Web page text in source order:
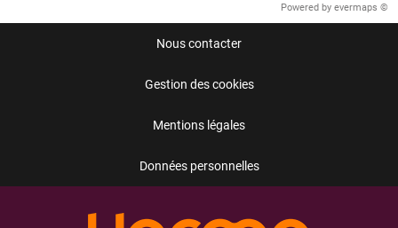
Powered by evermaps ©
Nous contacter
Gestion des cookies
Mentions légales
Données personnelles